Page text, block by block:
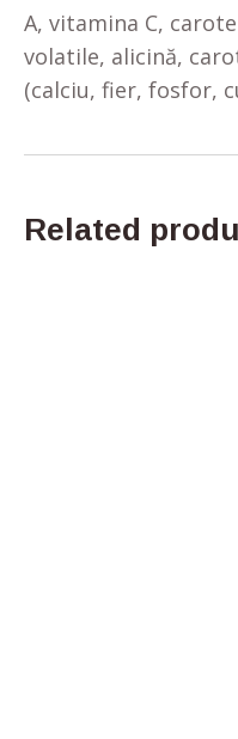
A, vitamina C,
volatile, alicină,
(calciu, fier, fosfor,
Related